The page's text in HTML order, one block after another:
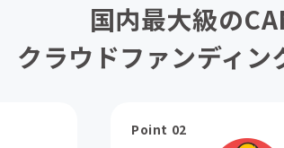
国内最大級の
クラウドファンディン
Point 02